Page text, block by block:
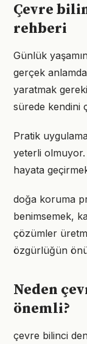
Çevre
rehberi
Günlük
gerçek
yaratmak
sürede kendini
Pratik
yeterli
hayata
doğa koruma
benimsemek,
çözümler
özgürlüğün
Neden
önemli?
çevre bilinci